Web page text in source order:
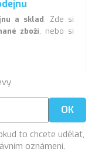
a sklad. Zde si
zboží, nebo si
to chcete udělat,
oznámení.